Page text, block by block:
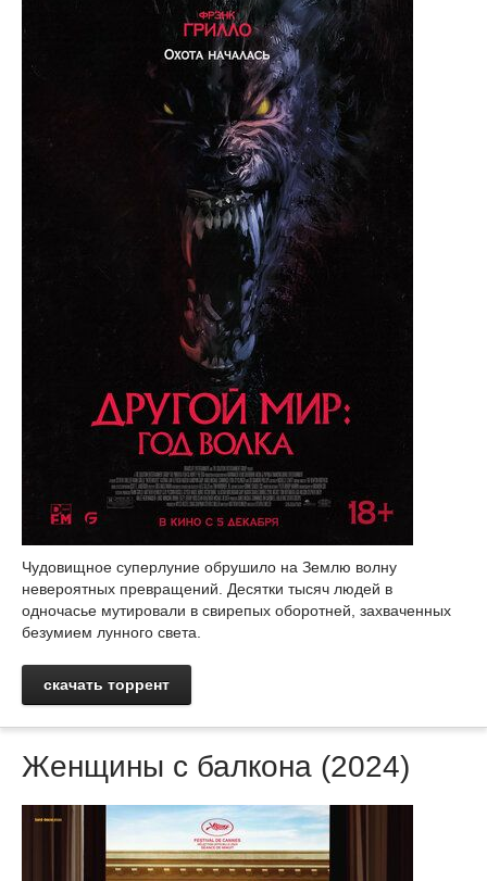
Чудовищное суперлуние обрушило на Землю волну
невероятных превращений. Десятки тысяч людей в
одночасье мутировали в свирепых оборотней, захваченных
безумием лунного света.
скачать торрент
Женщины с балкона (2024)